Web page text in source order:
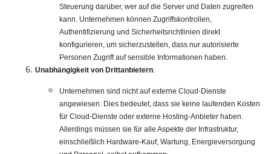
Steuerung darüber, wer auf die Server und Daten zugreifen
kann. Unternehmen können Zugriffskontrollen,
Authentifizierung und Sicherheitsrichtlinien direkt
konfigurieren, um sicherzustellen, dass nur autorisierte
Personen Zugriff auf sensible Informationen haben.
Unabhängigkeit von Drittanbietern:
Unternehmen sind nicht auf externe Cloud-Dienste
angewiesen. Dies bedeutet, dass sie keine laufenden Kosten
für Cloud-Dienste oder externe Hosting-Anbieter haben.
Allerdings müssen sie für alle Aspekte der Infrastruktur,
einschließlich Hardware-Kauf, Wartung, Energieversorgung